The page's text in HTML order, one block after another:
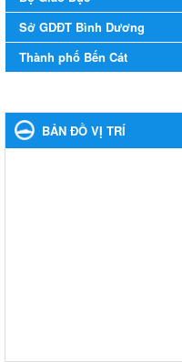
Ngày ban hành: 16/05/2024
Thông báo về việc treo
ngày Giải phóng hoàn
Giải phóng hoàn toàn miền
(30/4/1975-30/4/2024) và
Sở GDĐT Bình Dương
Thành phố Bến Cát
BẢN ĐỒ VỊ TRÍ